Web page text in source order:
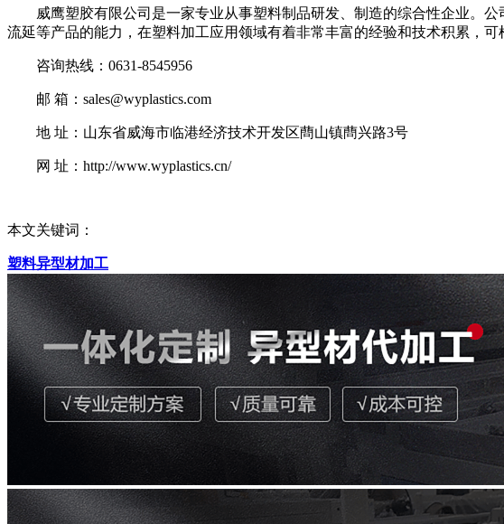
威鹰塑胶有限公司是一家专业从事塑料制品研发、制造的综合性企业。公
流延等产品的能力，在塑料加工应用领域有着非常丰富的经验和技术积累，
咨询热线：0631-8545956
邮 箱：sales@wyplastics.com
地 址：山东省威海市临港经济技术开发区蔄山镇蔄兴路3号
网 址：http://www.wyplastics.cn/
本文关键词：
塑料异型材加工